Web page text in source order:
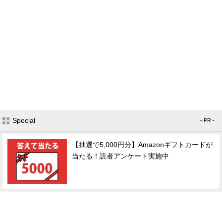
Special - PR -
【抽選で5,000円分】Amazonギフトカードが
当たる！読者アンケート実施中